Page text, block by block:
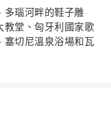
多瑙河畔的鞋子雕
教堂、匈牙利國家歌
塞切尼溫泉浴場和瓦